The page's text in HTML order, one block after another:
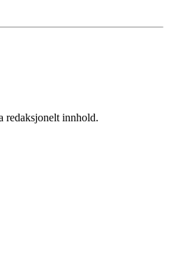
redaksjonelt innhold.